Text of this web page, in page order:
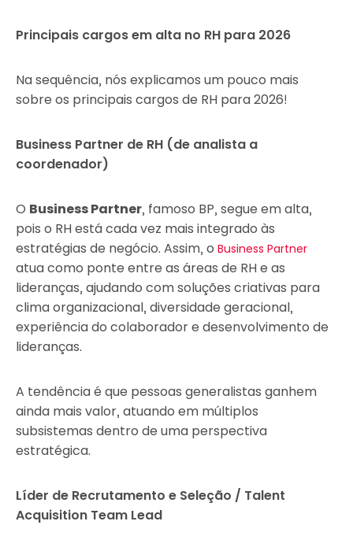
Principais cargos em alta no RH para 2026
Na sequência, nós explicamos um pouco mais
sobre os principais cargos de RH para 2026!
Business Partner de RH (de analista a
coordenador)
O Business Partner, famoso BP, segue em alta,
pois o RH está cada vez mais integrado às
estratégias de negócio. Assim, o Business Partner
atua como ponte entre as áreas de RH e as
lideranças, ajudando com soluções criativas para
clima organizacional, diversidade geracional,
experiência do colaborador e desenvolvimento de
lideranças.
A tendência é que pessoas generalistas ganhem
ainda mais valor, atuando em múltiplos
subsistemas dentro de uma perspectiva
estratégica.
Líder de Recrutamento e Seleção / Talent
Acquisition Team Lead